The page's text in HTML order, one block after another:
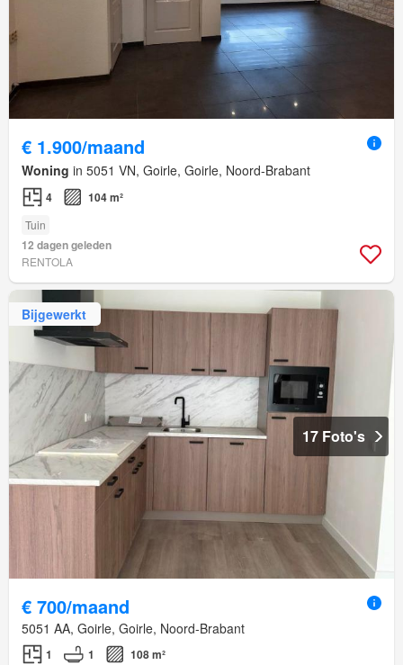
€ 1.900/maand
Woning in 5051 VN, Goirle, Goirle, Noord-Brabant
4 104 m²
Tuin
12 dagen geleden
RENTOLA
Bijgewerkt
17 Foto's
€ 700/maand
5051 AA, Goirle, Goirle, Noord-Brabant
1 1
108 m²